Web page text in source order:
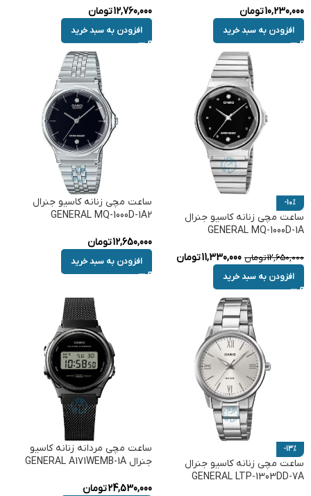
10,230,000تومان
افزودن به سبد خرید
12,760,000تومان
افزودن به سبد خرید
-10%
ساعت مچی زنانه کاسیو جنرال
GENERAL MQ-1000D-1A
12,650,000تومان 11,330,000تومان
افزودن به سبد خرید
ساعت مچی زنانه کاسیو جنرال
GENERAL MQ-1000D-1A2
12,650,000تومان
افزودن به سبد خرید
-13%
ساعت مچی زنانه کاسیو جنرال
GENERAL LTP-1303DD-7A
ساعت مچی مردانه زنانه کاسیو
جنرال GENERAL A171WEMB-1A
24,530,000تومان